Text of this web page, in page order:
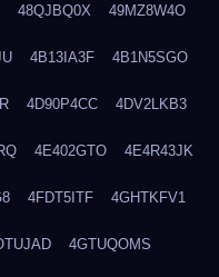
48QJBQ0X 49MZ8W4O
4B13IA3F 4B1N5SGO
4D90P4CC 4DV2LKB3
4E402GTO 4E4R43JK
4FDT5ITF 4GHTKFV1
4GTUQOMS